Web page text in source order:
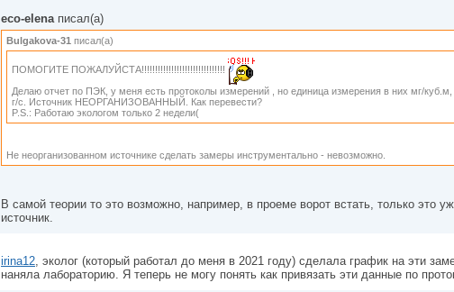
eco-elenaписал(а)
Bulgakova-31 писал(а)
ПОМОГИТЕ ПОЖАЛУЙСТА!!!!!!!!!!!!!!!!!!!!!!!!!!!!!!!
Делаю отчет по ПЭК, у меня есть протоколы измерений , но единица измерения в них мг/куб.м,
г/с. Источник НЕОРГАНИЗОВАННЫЙ. Как перевести?
P.S.: Работаю экологом только 2 недели(
Не неорганизованном источнике сделать замеры инструментально - невозможно.
В самой теории то это возможно, например, в проеме ворот встать, только это
источник.
irina12, эколог (который работал до меня в 2021 году) сделала график на эти
наняла лабораторию. Я теперь не могу понять как привязать эти данные по